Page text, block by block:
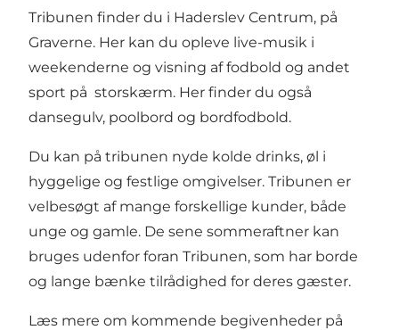
Tribunen finder du i Haderslev Centrum, på
Graverne. Her kan du opleve live-musik i
weekenderne og visning af fodbold og andet
sport på storskærm. Her finder du også
dansegulv, poolbord og bordfodbold.
Du kan på tribunen nyde kolde drinks, øl i
hyggelige og festlige omgivelser. Tribunen er
velbesøgt af mange forskellige kunder, både
unge og gamle. De sene sommeraftner kan
bruges udenfor foran Tribunen, som har borde
og lange bænke tilrådighed for deres gæster.
Læs mere om kommende begivenheder på